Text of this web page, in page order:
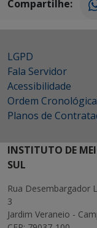
Compartilhe:
LGPD
Fala Servidor
Acessibilidade
Ordem
Planos de
INSTITUTO DE
SUL
Rua Desembargador
3
Jardim Veraneio -